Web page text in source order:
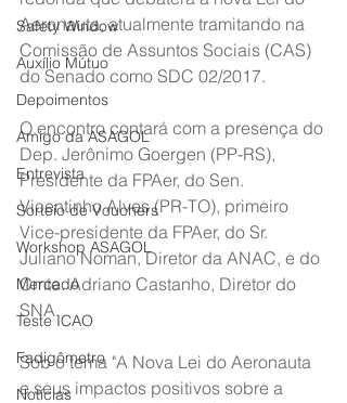
Safety Window
Auxílio Mútuo
Depoimentos
Amigo da ASAGOL
Entrevista
Sorteio de Vouchers
Workshop ASAGOL
Mercado
Teste ICAO
Fadigômetro
Notícias
Aeronauta, atualmente tramitando na
Comissão de Assuntos Sociais (CAS)
do Senado como SDC 02/2017.
O encontro contará com a presença do
Dep. Jerônimo Goergen (PP-RS),
Presidente da FPAer, do Sen.
Vicentinho Alves (PR-TO), primeiro
Vice-presidente da FPAer, do Sr.
Juliano Noman, Diretor da ANAC, e do
Cmte. Adriano Castanho, Diretor do
SNA.
Sob o tema "A Nova Lei do Aeronauta
e seus impactos positivos sobre a